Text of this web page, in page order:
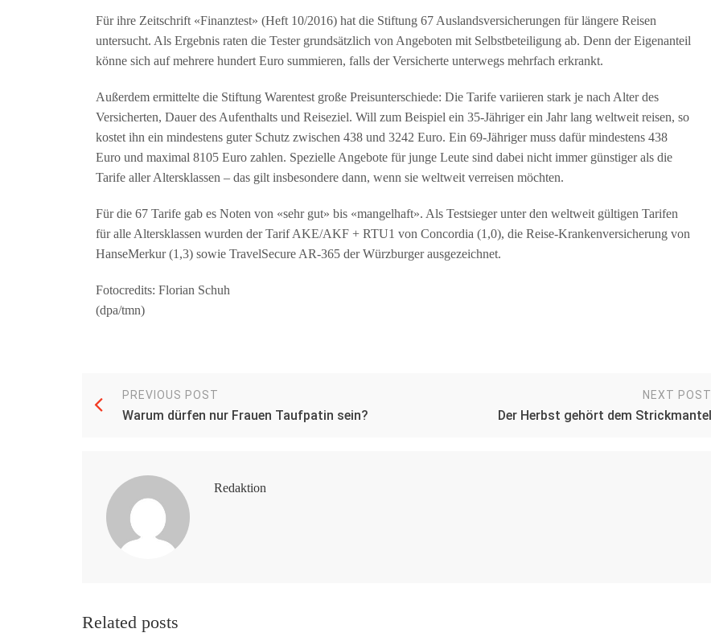
Für ihre Zeitschrift «Finanztest» (Heft 10/2016) hat die Stiftung 67 Auslandsversicherungen für längere Reisen
untersucht. Als Ergebnis raten die Tester grundsätzlich von Angeboten mit Selbstbeteiligung ab. Denn der Eigenanteil
könne sich auf mehrere hundert Euro summieren, falls der Versicherte unterwegs mehrfach erkrankt.
Außerdem ermittelte die Stiftung Warentest große Preisunterschiede: Die Tarife variieren stark je nach Alter des
Versicherten, Dauer des Aufenthalts und Reiseziel. Will zum Beispiel ein 35-Jähriger ein Jahr lang weltweit reisen, so
kostet ihn ein mindestens guter Schutz zwischen 438 und 3242 Euro. Ein 69-Jähriger muss dafür mindestens 438
Euro und maximal 8105 Euro zahlen. Spezielle Angebote für junge Leute sind dabei nicht immer günstiger als die
Tarife aller Altersklassen – das gilt insbesondere dann, wenn sie weltweit verreisen möchten.
Für die 67 Tarife gab es Noten von «sehr gut» bis «mangelhaft». Als Testsieger unter den weltweit gültigen Tarifen
für alle Altersklassen wurden der Tarif AKE/AKF + RTU1 von Concordia (1,0), die Reise-Krankenversicherung von
HanseMerkur (1,3) sowie TravelSecure AR-365 der Würzburger ausgezeichnet.
Fotocredits: Florian Schuh
(dpa/tmn)
PREVIOUS POST
Warum dürfen nur Frauen Taufpatin sein?
NEXT POST
Der Herbst gehört dem Strickmantel
Redaktion
Related posts